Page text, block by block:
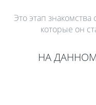
Это этап
которые он
НА